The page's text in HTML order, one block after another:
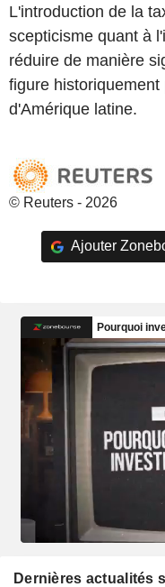
L'introduction de la
scepticisme quant à
réduire de manière
figure
d'Amérique latine.
© Reuters - 2026
Ajouter
Dernières actualités